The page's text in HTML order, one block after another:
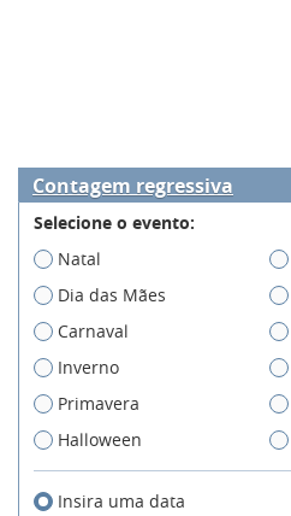
Contagem regressiva
Selecione o evento:
Natal
Dia das Mães
Carnaval
Inverno
Primavera
Halloween
Insira uma data